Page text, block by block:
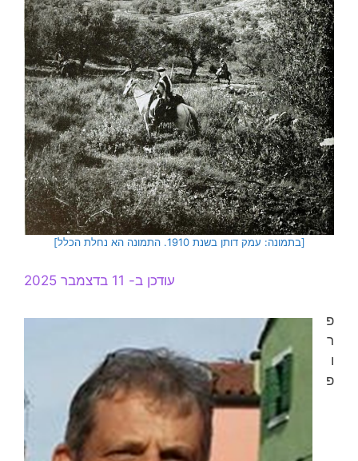
[בתמונה: עמק דותן בשנת 1910. התמונה הא נחלת הכלל]
עודכן ב- 11 בדצמבר 2025
פ
ר
ו
פ